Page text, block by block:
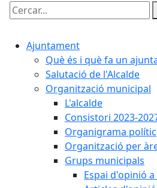
Cercar:
Ajuntament
Què és i què fa un
Salutació de l'Alcalde
Organització municipal
L'alcalde
Consistori 2023-
Organigrama polític
Organització per
Grups municipals
Espai d'opinió